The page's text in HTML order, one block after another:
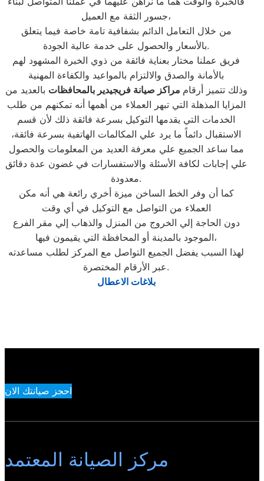
جسور الثقة مع العميل،
من خلال التعامل الدائم بشفافية تامة خاصة فيما يتعلق
بالأسعار والحصول على خدمة عالية الجودة.
فريق عملنا مختار بعناية فائقة من ذوي الخبرة المشهود لهم
بالأمانة والصدق والالتزام بالمواعيد والكفاءة المهنية
وذلك تتميز أرقام مراكز صيانة فريجيدير بالمحافظات بالعديد من
المزايا المذهلة التي تبهر العملاء من أهمها أنه تمكنهم من طلب
الخدمات التي يقدمها التوكيل بسرعة فائقة ذلك لأن قسم
الاستقبال دائماً ما يرد علي المكالمات الهاتفية بسرعة فائقة،
مما ساعد الجميع علي معرفة العديد من المعلومات والحصول
علي إجابات لكافة الأسئلة والاستفسارات في غضون عدة دقائق
معدودة.
كما أن وفر الخط الساخن ميزة أخري رائعة هي أنه مكن
العملاء من التواصل مع التوكيل في أي وقت
دون الحاجة إلي الخروج من المنزل والذهاب إلي مقر الفرع
الموجود بالمدينة أو المحافظة التي يقيمون فيها،
لهذا السبب يفضل الجميع التواصل مع المركز لطلب مساعدته
عبر الأرقام المختصرة.
بلاغات الاعطال
احجز صيانتك الان
مركز الصيانة المعتمد